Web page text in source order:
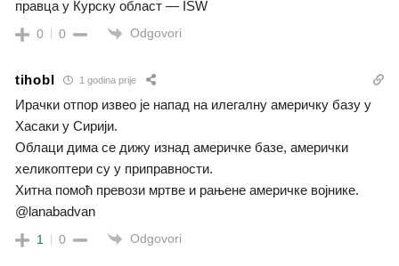
правца у Курску област — ISW
0 0 Odgovori
tihobl 1 godina prije
Ирачки отпор извео је напад на илегалну америчку базу у
Хасаки у Сирији.
Облаци дима се дижу изнад америчке базе, амерички
хеликоптери су у приправности.
Хитна помоћ превози мртве и рањене америчке војнике.
@lanabadvan
1 0 Odgovori